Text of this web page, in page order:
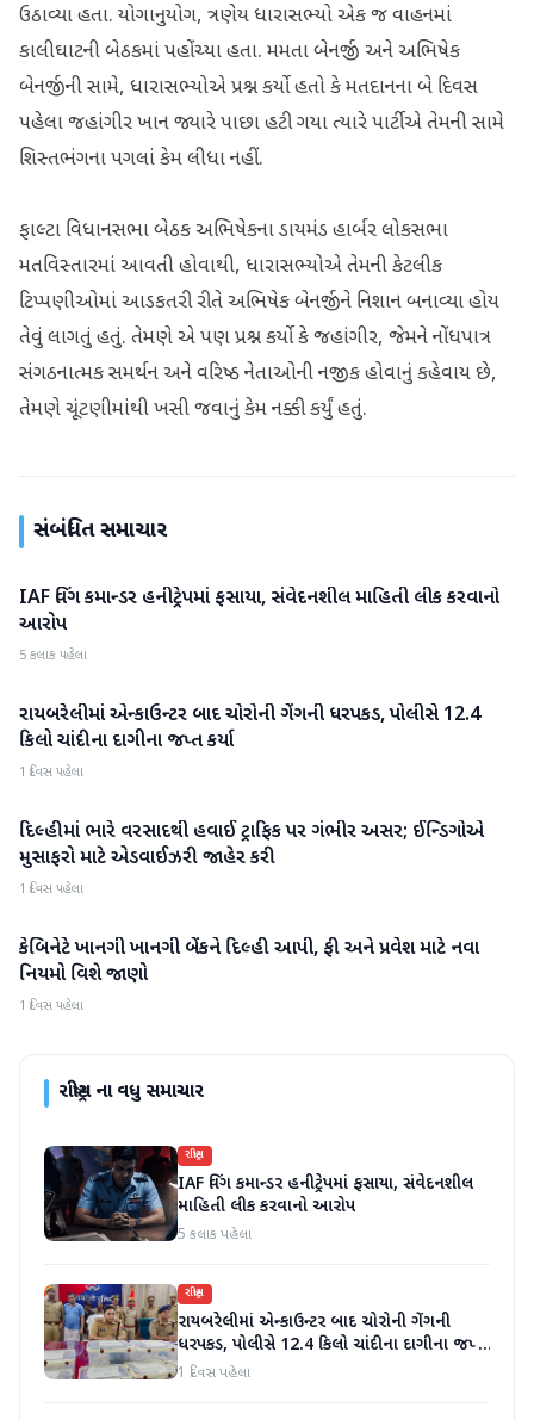
ઉઠાવ્યા હતા. યોગાનુયોગ, ત્રણેય ધારાસભ્યો એક જ વાહનમાં
કાલીઘાટની બેઠકમાં પહોંચ્યા હતા. મમતા બેનર્જી અને અભિષેક
બેનર્જીની સામે, ધારાસભ્યોએ પ્રશ્ન કર્યો હતો કે મતદાનના બે દિવસ
પહેલા જહાંગીર ખાન જ્યારે પાછા હટી ગયા ત્યારે પાર્ટીએ તેમની સામે
શિસ્તભંગના પગલાં કેમ લીધા નહીં.
ફાલ્ટા વિધાનસભા બેઠક અભિષેકના ડાયમંડ હાર્બર લોકસભા
મતવિસ્તારમાં આવતી હોવાથી, ધારાસભ્યોએ તેમની કેટલીક
ટિપ્પણીઓમાં આડકતરી રીતે અભિષેક બેનર્જીને નિશાન બનાવ્યા હોય
તેવું લાગતું હતું. તેમણે એ પણ પ્રશ્ન કર્યો કે જહાંગીર, જેમને નોંધપાત્ર
સંગઠનાત્મક સમર્થન અને વરિષ્ઠ નેતાઓની નજીક હોવાનું કહેવાય છે,
તેમણે ચૂંટણીમાંથી ખસી જવાનું કેમ નક્કી કર્યું હતું.
સંબંધિત સમાચાર
રાષ્ટ્રીય
IAF વિંગ કમાન્ડર હનીટ્રેપમાં ફસાયા, સંવેદનશીલ માહિતી લીક કરવાનો
આરોપ
5 કલાક પહેલા
રાષ્ટ્રીય
રાયબરેલીમાં એન્કાઉન્ટર બાદ ચોરોની ગેંગની ધરપકડ, પોલીસે 12.4
કિલો ચાંદીના દાગીના જપ્ત કર્યા
1 દિવસ પહેલા
રાષ્ટ્રીય
દિલ્હીમાં ભારે વરસાદથી હવાઈ ટ્રાફિક પર ગંભીર અસર; ઈન્ડિગોએ
મુસાફરો માટે એડવાઈઝરી જાહેર કરી
1 દિવસ પહેલા
રાષ્ટ્રીય
કેબિનેટે ખાનગી ખાનગી બેંકને દિલ્હી આપી, ફી અને પ્રવેશ માટે નવા
નિયમો વિશે જાણો
1 દિવસ પહેલા
રાષ્ટ્રીયના વધુ સમાચાર
રાષ્ટ્રીય
IAF વિંગ કમાન્ડર હનીટ્રેપમાં ફસાયા, સંવેદનશીલ
માહિતી લીક કરવાનો આરોપ
5 કલાક પહેલા
રાષ્ટ્રીય
રાયબરેલીમાં એન્કાઉન્ટર બાદ ચોરોની ગેંગની
ધરપકડ, પોલીસે 12.4 કિલો ચાંદીના દાગીના જપ્ત
કર્યા
1 દિવસ પહેલા